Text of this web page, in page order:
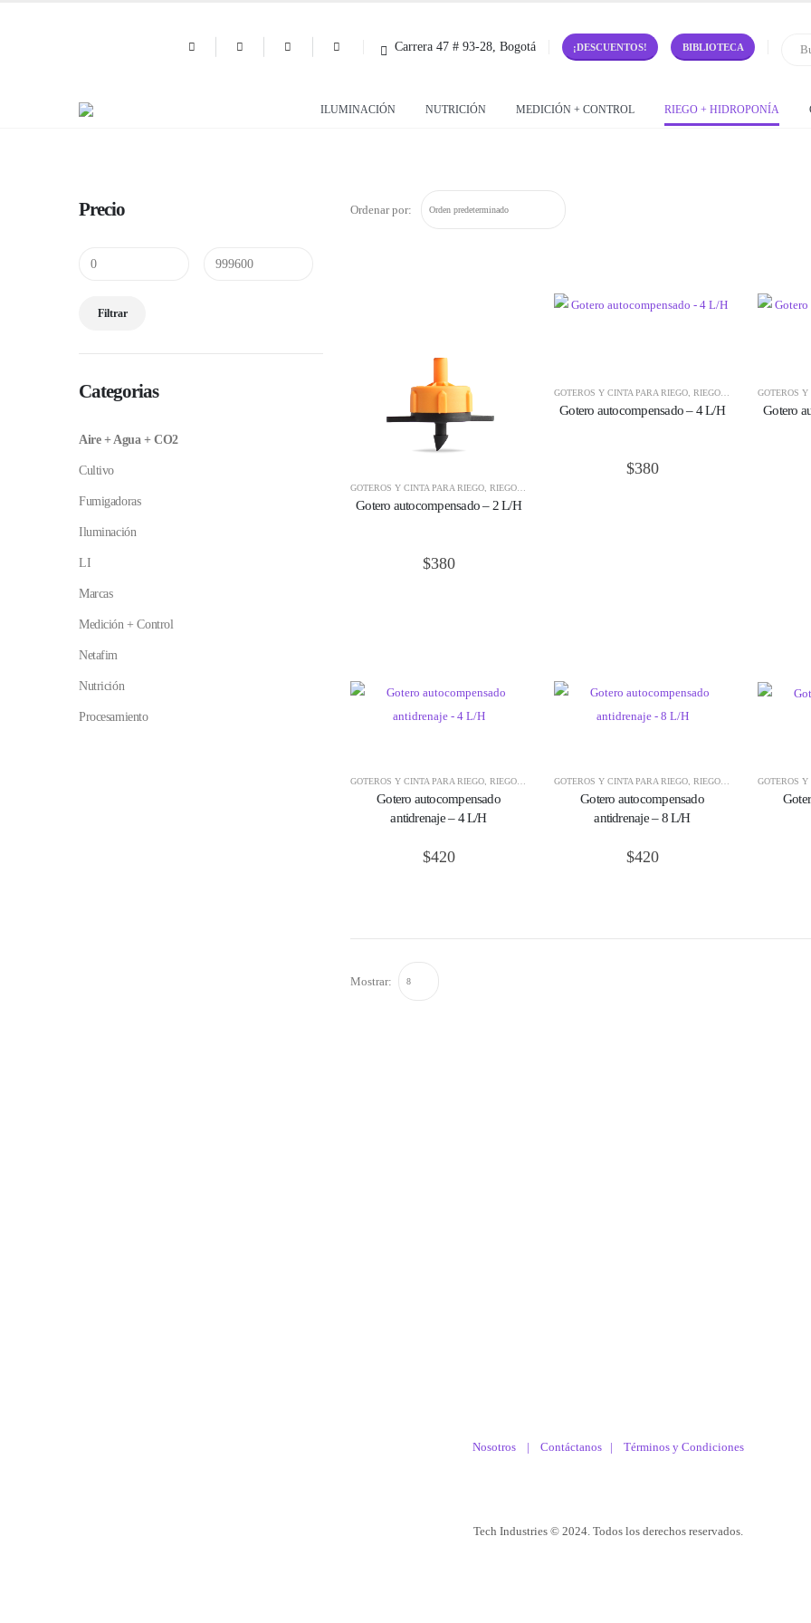
Carrera 47 # 93-28, Bogotá ¡DESCUENTOS! BIBLIOTECA
ILUMINACIÓN NUTRICIÓN MEDICIÓN + CONTROL RIEGO + HIDROPONÍA
Ordenar por:
GOTEROS Y CINTA PARA RIEGO RIEGO E HIDROPONÍA
Gotero autocompensado – 2 L/H
$380
GOTEROS Y CINTA PARA RIEGO RIEGO E HIDROPONÍA
Gotero autocompensado – 4 L/H
$380
GOTEROS Y
Gotero
GOTEROS Y CINTA PARA RIEGO RIEGO E HIDROPONÍA
Gotero autocompensado
antidrenaje – 4 L/H
$420
GOTEROS Y CINTA PARA RIEGO RIEGO E HIDROPONÍA
Gotero autocompensado
antidrenaje – 8 L/H
$420
GOTEROS Y
Mostrar:
Precio
Filtrar
Categorias
Aire + Agua + CO2
Cultivo
Fumigadoras
Iluminación
LI
Marcas
Medición + Control
Netafim
Nutrición
Procesamiento
Nosotros | Contáctanos Términos y Condiciones
Tech Industries © 2024. Todos los derechos reservados.